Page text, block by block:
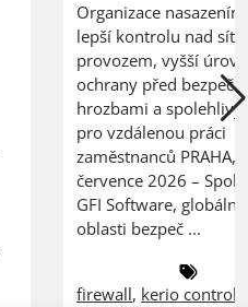
Organizace
lepší kontrolu nad
provozem, vyšší
ochrany před
hrozbami a spolehlivý
pro vzdálenou práci
zaměstnanců PRAHA,
července 2026 –
GFI Software,
oblasti bezpeč ...
firewall, kerio control